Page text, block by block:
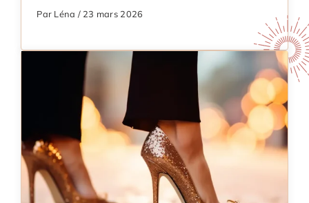
Par Léna / 23 mars 2026